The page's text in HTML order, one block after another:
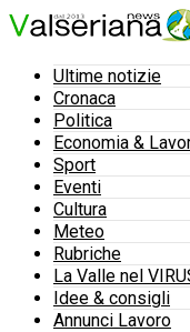
Ultime notizie
Cronaca
Politica
Economia &
Sport
Eventi
Cultura
Meteo
Rubriche
La Valle nel
Idee & consigli
Annunci Lavoro